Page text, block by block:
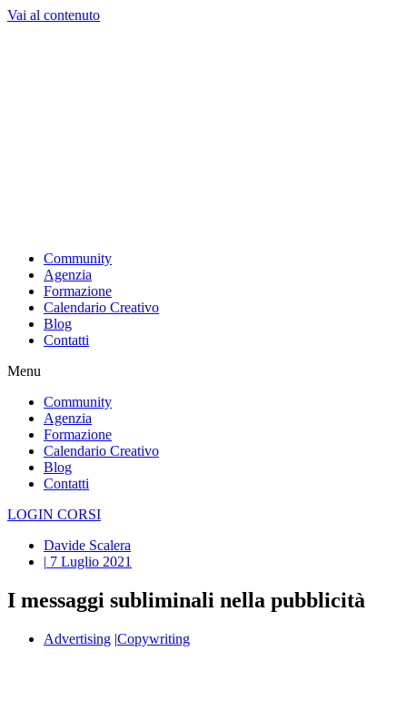
Vai al contenuto
Community
Agenzia
Formazione
Calendario Creativo
Blog
Contatti
Menu
Community
Agenzia
Formazione
Calendario Creativo
Blog
Contatti
LOGIN CORSI
Davide Scalera
| 7 Luglio 2021
I messaggi subliminali nella pubblicità
Advertising |Copywriting